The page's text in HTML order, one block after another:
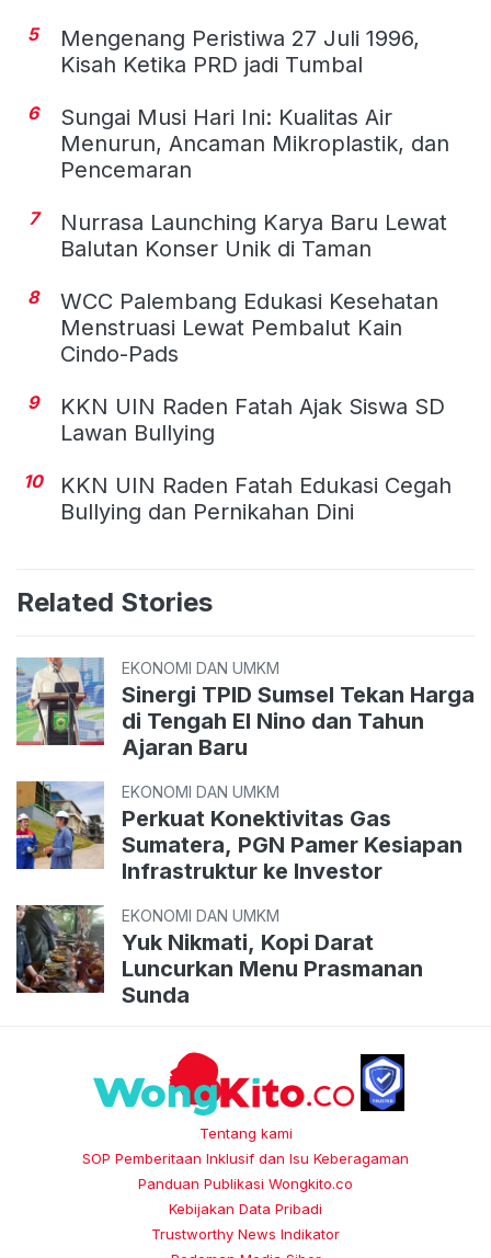
5
Mengenang Peristiwa 27 Juli 1996,
Kisah Ketika PRD jadi Tumbal
6
Sungai Musi Hari Ini: Kualitas Air
Menurun, Ancaman Mikroplastik, dan
Pencemaran
7
Nurrasa Launching Karya Baru Lewat
Balutan Konser Unik di Taman
8
WCC Palembang Edukasi Kesehatan
Menstruasi Lewat Pembalut Kain
Cindo-Pads
9
KKN UIN Raden Fatah Ajak Siswa SD
Lawan Bullying
10
KKN UIN Raden Fatah Edukasi Cegah
Bullying dan Pernikahan Dini
Related Stories
EKONOMI DAN UMKM
Sinergi TPID Sumsel Tekan Harga
di Tengah El Nino dan Tahun
Ajaran Baru
EKONOMI DAN UMKM
Perkuat Konektivitas Gas
Sumatera, PGN Pamer Kesiapan
Infrastruktur ke Investor
EKONOMI DAN UMKM
Yuk Nikmati, Kopi Darat
Luncurkan Menu Prasmanan
Sunda
Tentang kami
SOP Pemberitaan Inklusif dan Isu Keberagaman
Panduan Publikasi Wongkito.co
Kebijakan Data Pribadi
Trustworthy News Indikator